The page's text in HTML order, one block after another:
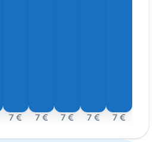
7 € 7 € 7 € 7 € 7 €